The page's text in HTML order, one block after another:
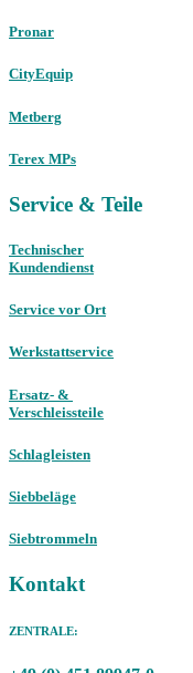
Pronar
CityEquip
Metberg
Terex MPs
Service & Teile
Technischer
Kundendienst
Service vor Ort
Werkstattservice
Ersatz- &
Verschleissteile
Schlagleisten
Siebbeläge
Siebtrommeln
Kontakt
ZENTRALE: